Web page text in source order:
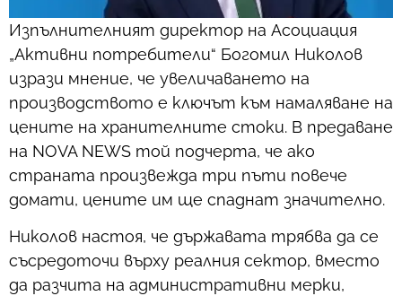
Изпълнителният директор на Асоциация
„Активни потребители“ Богомил Николов
изрази мнение, че увеличаването на
производството е ключът към намаляване на
цените на хранителните стоки. В предаване
на NOVA NEWS той подчерта, че ако
страната произвежда три пъти повече
домати, цените им ще спаднат значително.
Николов настоя, че държавата трябва да се
съсредоточи върху реалния сектор, вместо
да разчита на административни мерки,